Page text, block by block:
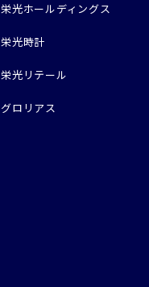
栄光ホールディングス
栄光時計
栄光リテール
グロリアス